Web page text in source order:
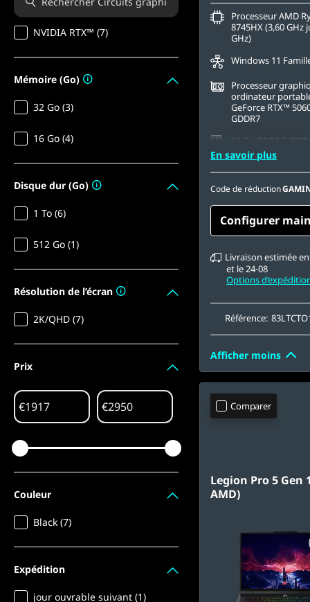
NVIDIA RTX™ (7)
Mémoire (Go)
32 Go (3)
16 Go (4)
Disque dur (Go)
1 To (6)
512 Go (1)
Résolution de l’écran
2K/QHD (7)
Prix
€ €
Couleur
Black (7)
Expédition
jour ouvrable suivant (1)
Processeur AMD
8745HX (3,60 GHz
GHz)
Windows 11
Processeur
ordinateur
GeForce RTX™
GDDR7
16 Go DDR5-5
(SODIMM)
1 To SSD M.2 2242
TLC
16" WQXGA (2 560
OLED,
tactile, HDR 1 000
100 % DCI-P3, 500
faible lumière
En savoir plus
Code de réduction
Configurer
Livraison estimée
et le 24-08
Options
Référence:
Afficher moins
Comparer
Legion Pro 5 Gen
AMD)